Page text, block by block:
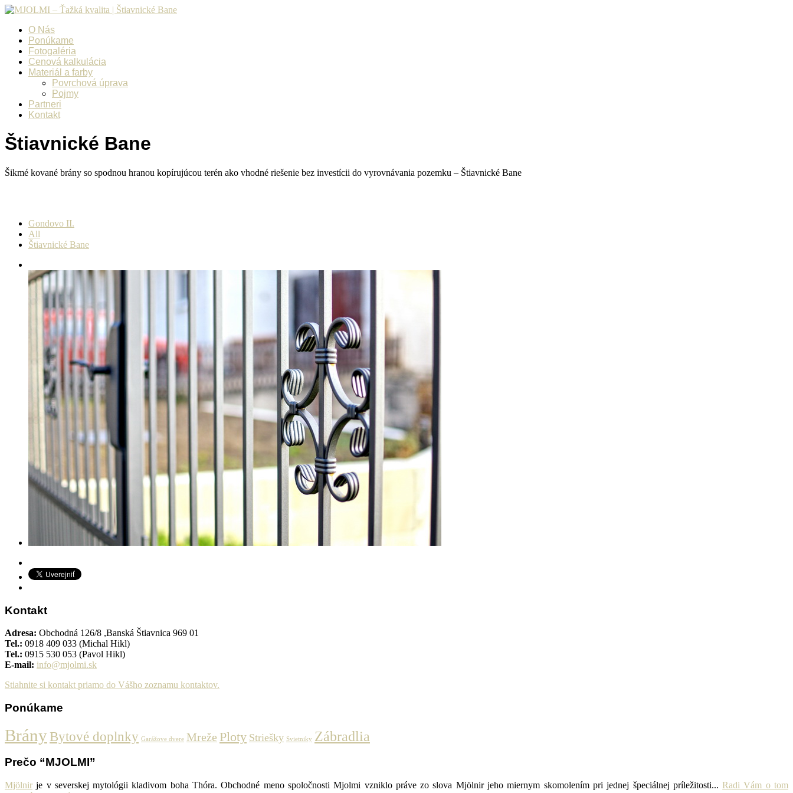
O Nás
Ponúkame
Fotogaléria
Cenová kalkulácia
Materiál a farby
Povrchová úprava
Pojmy
Partneri
Kontakt
Štiavnické Bane
Šikmé kované brány so spodnou hranou kopírujúcou terén ako vhodné riešenie bez investícii do vyrovnávania pozemku – Štiavnické Bane
Gondovo II.
All
Štiavnické Bane
Kontakt
Adresa: Obchodná 126/8 ,Banská Štiavnica 969 01
Tel.: 0918 409 033 (Michal Hikl)
Tel.: 0915 530 053 (Pavol Hikl)
E-mail: info@mjolmi.sk
Stiahnite si kontakt priamo do Vášho zoznamu kontaktov.
Ponúkame
BrányBytové doplnky Garážove dvere Mreže Ploty Striešky Svietniky Zábradlia
Prečo “MJOLMI”
Mjölnir je v severskej mytológii kladivom boha Thóra. Obchodné meno spoločnosti Mjolmi vzniklo práve zo slova Mjölnir jeho miernym skomolením pri jednej špeciálnej príležitosti...Radi Vám o tom